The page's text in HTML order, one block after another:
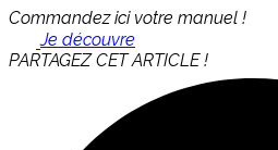
Commandez ici votre manuel !
Je découvre
PARTAGEZ CET ARTICLE !